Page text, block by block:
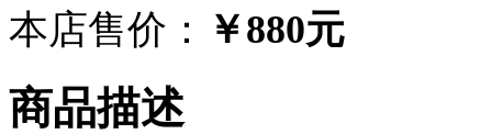
本店售价： ￥880元
商品描述